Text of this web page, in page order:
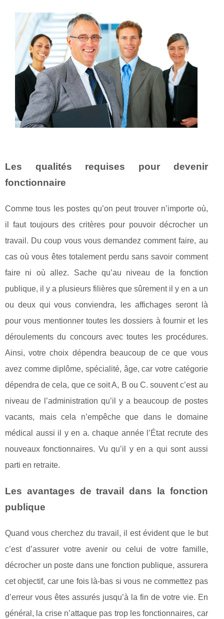
Les qualités requises pour devenir
fonctionnaire
Comme tous les postes qu’on peut trouver n’importe où,
il faut toujours des critères pour pouvoir décrocher un
travail. Du coup vous vous demandez comment faire, au
cas où vous êtes totalement perdu sans savoir comment
faire ni où allez. Sache qu’au niveau de la fonction
publique, il y a plusieurs filières que sûrement il y en a un
ou deux qui vous conviendra, les affichages seront là
pour vous mentionner toutes les dossiers à fournir et les
déroulements du concours avec toutes les procédures.
Ainsi, votre choix dépendra beaucoup de ce que vous
avez comme diplôme, spécialité, âge, car votre catégorie
dépendra de cela, que ce soit A, B ou C. souvent c’est au
niveau de l’administration qu’il y a beaucoup de postes
vacants, mais cela n’empêche que dans le domaine
médical aussi il y en a. chaque année l’État recrute des
nouveaux fonctionnaires. Vu qu’il y en a qui sont aussi
parti en retraite.
Les avantages de travail dans la fonction
publique
Quand vous cherchez du travail, il est évident que le but
c’est d’assurer votre avenir ou celui de votre famille,
décrocher un poste dans une fonction publique, assurera
cet objectif, car une fois là-bas si vous ne commettez pas
d’erreur vous êtes assurés jusqu’à la fin de votre vie. En
général, la crise n’attaque pas trop les fonctionnaires, car